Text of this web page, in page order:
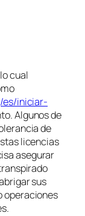
cual
es/iniciar-
Algunos de
de
licencias
asegurar
sus
operaciones